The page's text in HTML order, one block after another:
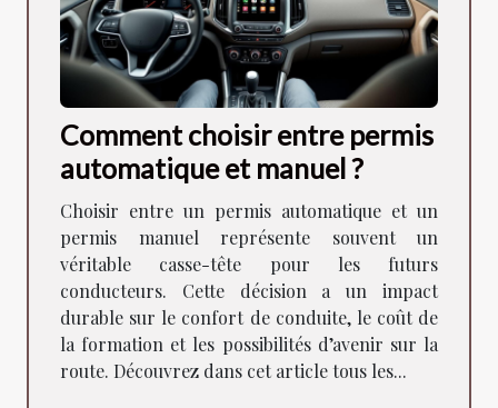
Comment choisir entre permis
automatique et manuel ?
Choisir entre un permis automatique et un
permis manuel représente souvent un
véritable casse-tête pour les futurs
conducteurs. Cette décision a un impact
durable sur le confort de conduite, le coût de
la formation et les possibilités d’avenir sur la
route. Découvrez dans cet article tous les...